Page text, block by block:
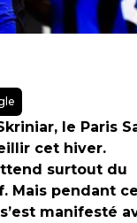
le Paris
cet hiver.
surtout du
Mais pendant
manifesté